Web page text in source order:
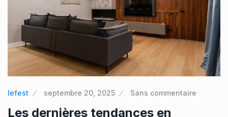
lefest septembre 20, 2025 Sans commentaire
Les dernières tendances en